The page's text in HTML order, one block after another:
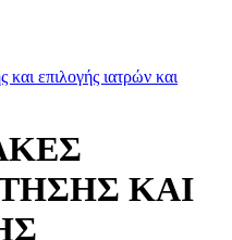
και επιλογής ιατρών και
ΚΑΙ